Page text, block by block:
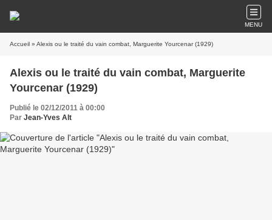
MENU
Accueil » Alexis ou le traité du vain combat, Marguerite Yourcenar (1929)
Alexis ou le traité du vain combat, Marguerite
Yourcenar (1929)
Publié le 02/12/2011 à 00:00
Par Jean-Yves Alt